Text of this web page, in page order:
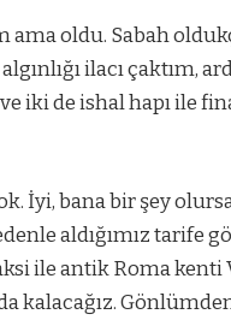
ama oldu. Sabah
ilacı çaktım,
iki de ishal hapı ile
İyi, bana bir şey
aldığımız tarife
ile antik Roma kenti
kalacağız.